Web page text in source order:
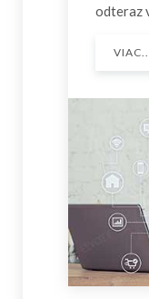
odteraz
VIAC...